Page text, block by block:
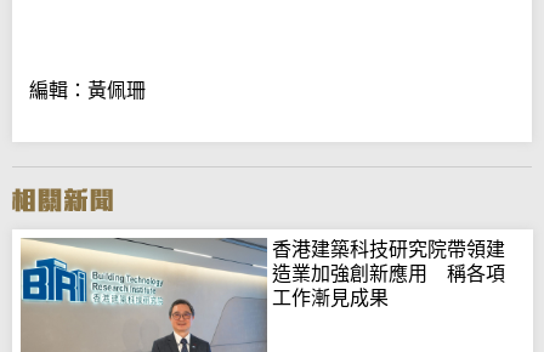
編輯：黃佩珊
香港建築科技研究院帶領建
造業加強創新應用 稱各項
工作漸見成果